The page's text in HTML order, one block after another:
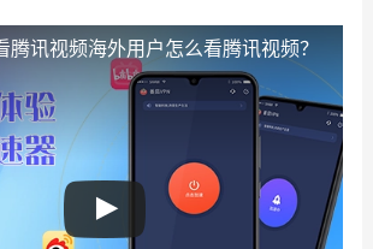
腾讯视频海外用户怎么看腾讯视频？